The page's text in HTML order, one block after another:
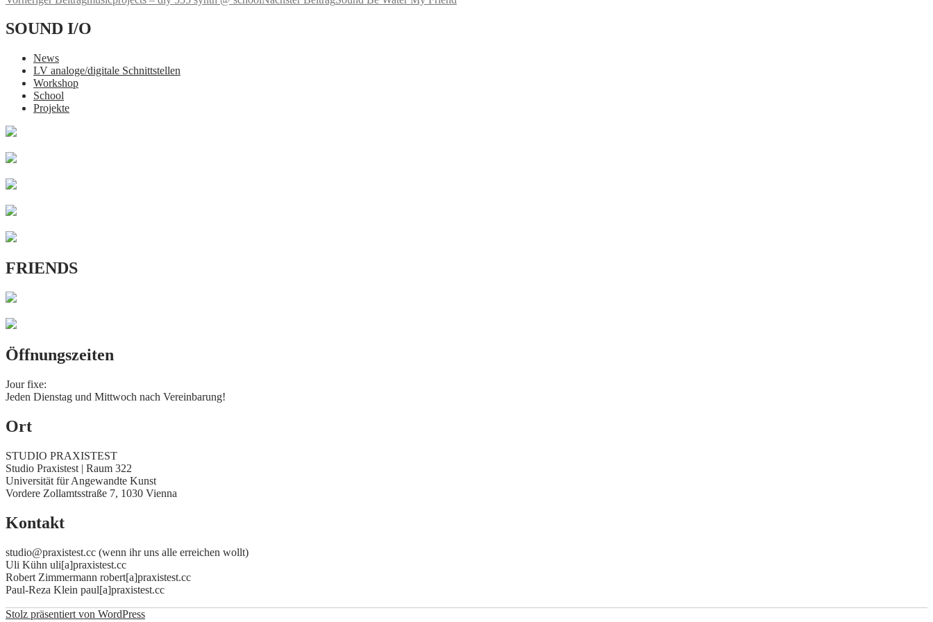
SOUND I/O
News
LV analoge/digitale Schnittstellen
Workshop
School
Projekte
FRIENDS
Öffnungszeiten
Jour fixe:
Jeden Dienstag und Mittwoch nach Vereinbarung!
Ort
STUDIO PRAXISTEST
Studio Praxistest | Raum 322
Universität für Angewandte Kunst
Vordere Zollamtsstraße 7, 1030 Vienna
Kontakt
studio@praxistest.cc (wenn ihr uns alle erreichen wollt)
Uli Kühn uli[a]praxistest.cc
Robert Zimmermann robert[a]praxistest.cc
Paul-Reza Klein paul[a]praxistest.cc
Stolz präsentiert von WordPress